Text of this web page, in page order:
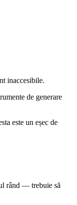
inaccesibile.
de generare
este un eșec de
rând — trebuie să